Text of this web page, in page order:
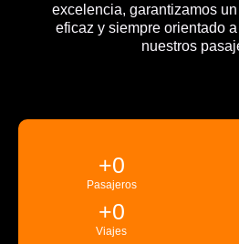
excelencia, garantizamos
eficaz y siempre orientado
nuestros
Pasajeros
+0
Viajes
+0